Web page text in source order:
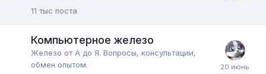
11 тыс поста
Компьютерное железо
Железо от А до Я. Вопросы, консультации,
обмен опытом.